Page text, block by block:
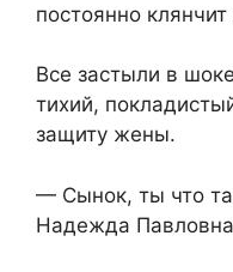
постоянно
Все застыли в
тихий,
защиту жены.
— Сынок, ты что
Надежда